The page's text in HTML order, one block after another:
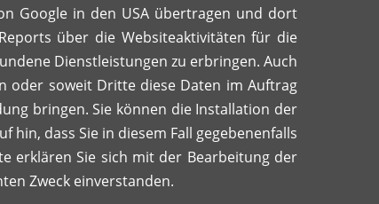
Google in den USA übertragen und dort
über die Websiteaktivitäten für die
Dienstleistungen zu erbringen. Auch
oder soweit Dritte diese Daten im Auftrag
bringen. Sie können die Installation der
dass Sie in diesem Fall gegebenenfalls
erklären Sie sich mit der Bearbeitung der
Zweck einverstanden.